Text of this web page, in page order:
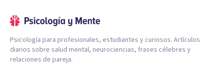
Psicología para profesionales, estudiantes y curiosos. Artículos
diarios sobre salud mental, neurociencias, frases célebres y
relaciones de pareja.